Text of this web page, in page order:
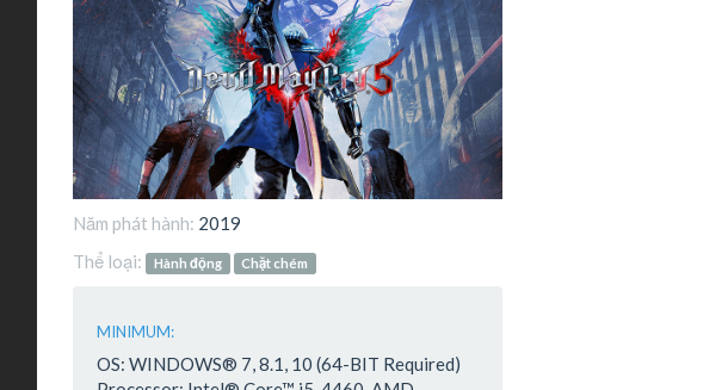
Năm phát hành: 2019
Thể loại:
Hành động Chặt chém
MINIMUM:
OS: WINDOWS® 7, 8.1, 10 (64-BIT Required)